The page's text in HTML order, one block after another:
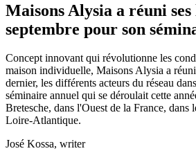
Maisons Alysia a réuni
septembre pour son
Concept innovant qui révolutionne les
maison individuelle, Maisons Alysia a
dernier, les différents acteurs du réseau
séminaire annuel qui se déroulait cette
Bretesche, dans l'Ouest de la France, dans
Loire-Atlantique.
José Kossa, writer